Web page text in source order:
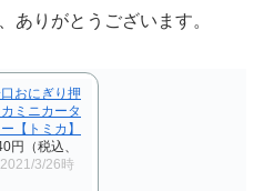
ありがとうございます。
口おにぎり押
ミニカータ
【トミカ】
円（税込、
3/26時